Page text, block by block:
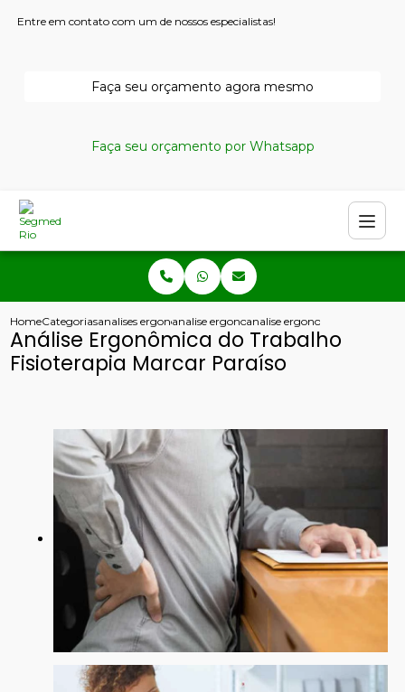
Entre em contato com um de nossos especialistas!
Faça seu orçamento agora mesmo
Faça seu orçamento por Whatsapp
HomeCategoriasanalises ergonomicasanalise ergonomica copacabana
analise ergonomica do
Análise Ergonômica do Trabalho
Fisioterapia Marcar Paraíso